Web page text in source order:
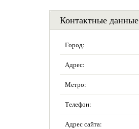
Контактные данные
Город:
Адрес:
Метро:
Телефон:
Адрес сайта: